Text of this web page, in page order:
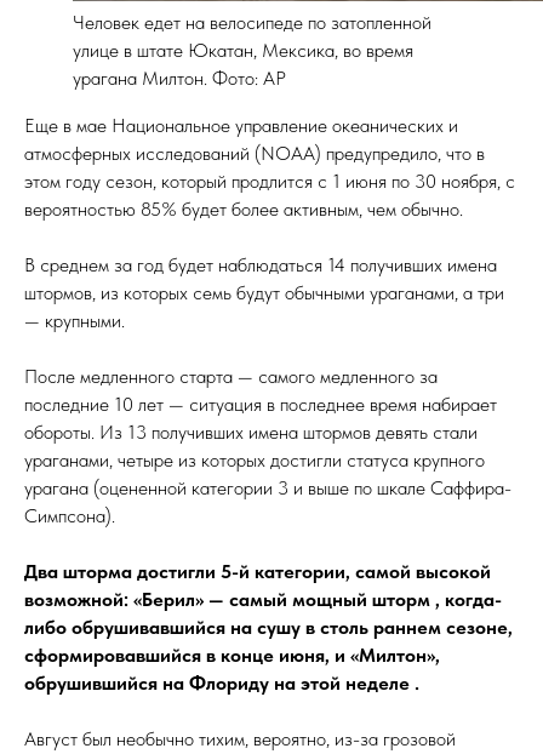
Человек едет на велосипеде по затопленной
улице в штате Юкатан, Мексика, во время
урагана Милтон. Фото: AP
Еще в мае Национальное управление океанических и
атмосферных исследований (NOAA) предупредило, что в
этом году сезон, который продлится с 1 июня по 30 ноября, с
вероятностью 85% будет более активным, чем обычно.
В среднем за год будет наблюдаться 14 получивших имена
штормов, из которых семь будут обычными ураганами, а три
— крупными.
После медленного старта — самого медленного за
последние 10 лет — ситуация в последнее время набирает
обороты. Из 13 получивших имена штормов девять стали
ураганами, четыре из которых достигли статуса крупного
урагана (оцененной категории 3 и выше по шкале Саффира-
Симпсона).
Два шторма достигли 5-й категории, самой высокой
возможной: «Берил» — самый мощный шторм , когда-
либо обрушивавшийся на сушу в столь раннем сезоне,
сформировавшийся в конце июня, и «Милтон»,
обрушившийся на Флориду на этой неделе .
Август был необычно тихим, вероятно, из-за грозовой